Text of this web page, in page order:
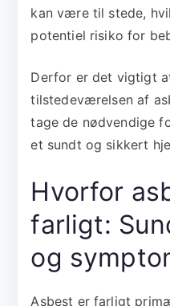
kan være til stede,
potentiel risiko for
Derfor er det vigtigt
tilstedeværelsen af
tage de nødvendige
et sundt og sikkert
Hvorfor
farligt:
og
Asbest er farligt